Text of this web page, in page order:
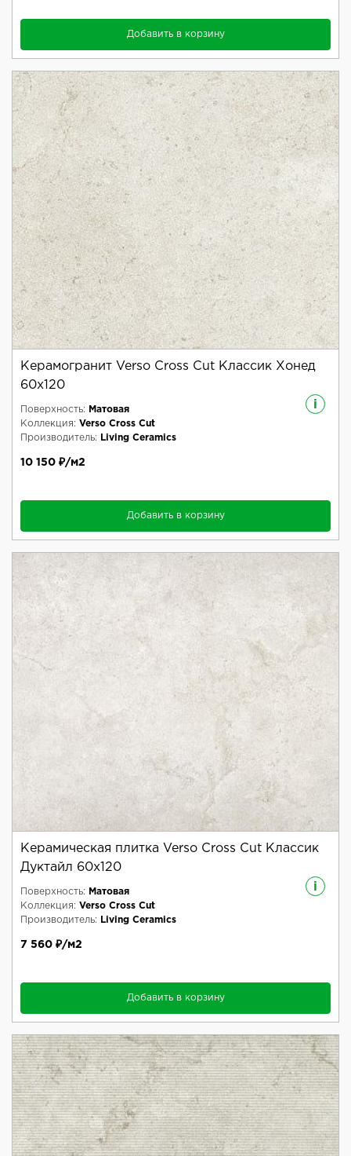
Добавить в корзину
Керамогранит Verso Cross Cut Классик Хонед
60x120
i
Поверхность:
Матовая
Коллекция: Verso Cross Cut
Производитель:
Living Ceramics
10 150 ₽/м2
Добавить в корзину
Керамическая плитка Verso Cross Cut Классик
Дуктайл 60x120
i
Поверхность:
Матовая
Коллекция: Verso Cross Cut
Производитель:
Living Ceramics
7 560 ₽/м2
Добавить в корзину